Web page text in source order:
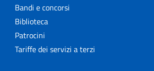
Bandi e concorsi
Biblioteca
Patrocini
Tariffe dei servizi a terzi